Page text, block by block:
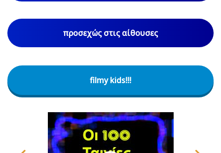
προσεχώς στις αίθουσες
filmy kids!!!